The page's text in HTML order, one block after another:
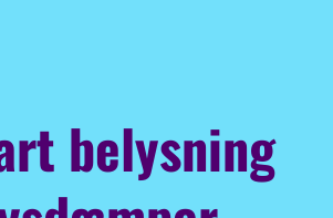
belysning